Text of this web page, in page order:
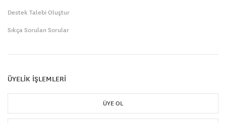
Destek Talebi Oluştur
Sıkça Sorulan Sorular
ÜYELİK İŞLEMLERİ
ÜYE OL